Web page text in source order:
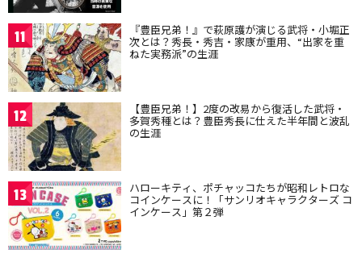
11 『豊臣兄弟！』で萩原護が演じる武将・小堀正
次とは？秀長・秀吉・家康が重用、“出家を重
ねた実務派”の生涯
12 【豊臣兄弟！】2度の改易から復活した武将・
多賀秀種とは？豊臣秀長に仕えた半年間と波乱
の生涯
13 ハローキティ、ポチャッコたちが昭和レトロな
コインケースに！「サンリオキャラクターズ コ
インケース」第２弾